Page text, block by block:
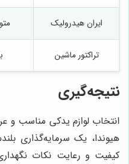
ایران هیدرولیک
تراکتور ماشین
نتیجه‌گیری
انتخاب لوازم یدکی مناسب و
هیوندا، یک سرمایه‌گذاری
کیفیت و رعایت نکات